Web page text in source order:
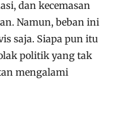
dan kecemasan
Namun, beban ini
saja. Siapa pun itu
politik yang tak
mengalami